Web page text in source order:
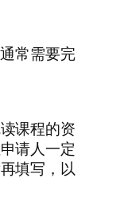
常需要完
课程的资
请人一定
填写，以